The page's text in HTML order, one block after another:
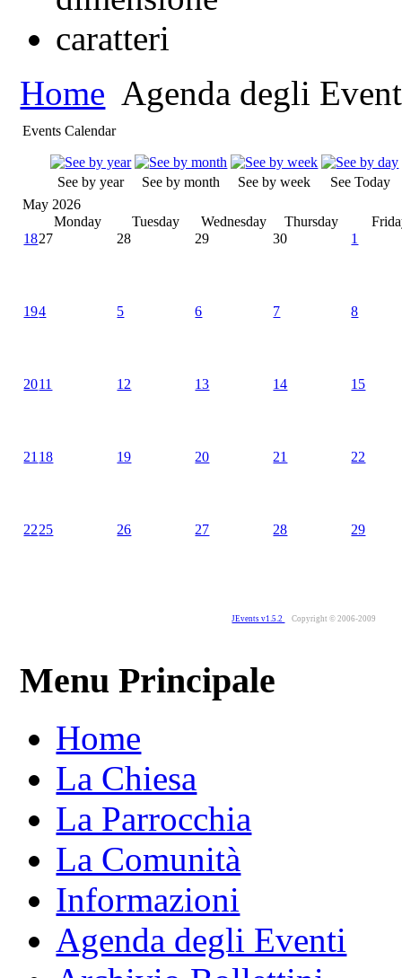
Home Agenda degli
Events Calendar
See by year See by month See by week
See Today
May 2026
Monday
Tuesday Wednesday Thursday
1827 28 29 30 1
194 5 6 7 8
2011 12 13 14 15
21 18 19 20 21 22
2225 26 27 28 29
JEvents v1.5.2 Copyright © 2006-2009
Menu Principale
Home
La Chiesa
La Parrocchia
La Comunità
Informazioni
Agenda degli Eventi